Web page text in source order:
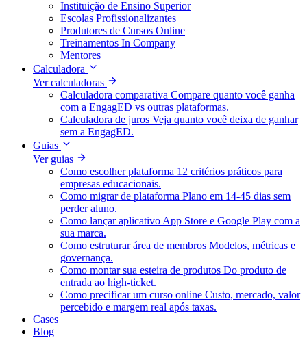
Instituição de Ensino Superior
Escolas Profissionalizantes
Produtores de Cursos Online
Treinamentos In Company
Mentores
Calculadora
Ver calculadoras
Calculadora comparativa Compare quanto você ganha
com a EngagED vs outras plataformas.
Calculadora de juros Veja quanto você deixa de ganhar
sem a EngagED.
Guias
Ver guias
Como escolher plataforma 12 critérios práticos para
empresas educacionais.
Como migrar de plataforma Plano em 14-45 dias sem
perder aluno.
Como lançar aplicativo App Store e Google Play com a
sua marca.
Como estruturar área de membros Modelos, métricas e
governança.
Como montar sua esteira de produtos Do produto de
entrada ao high-ticket.
Como precificar um curso online Custo, mercado, valor
percebido e margem real após taxas.
Cases
Blog